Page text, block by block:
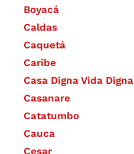
Boyacá
Caldas
Caquetá
Caribe
Casa Digna Vida Digna
Casanare
Catatumbo
Cauca
Cesar